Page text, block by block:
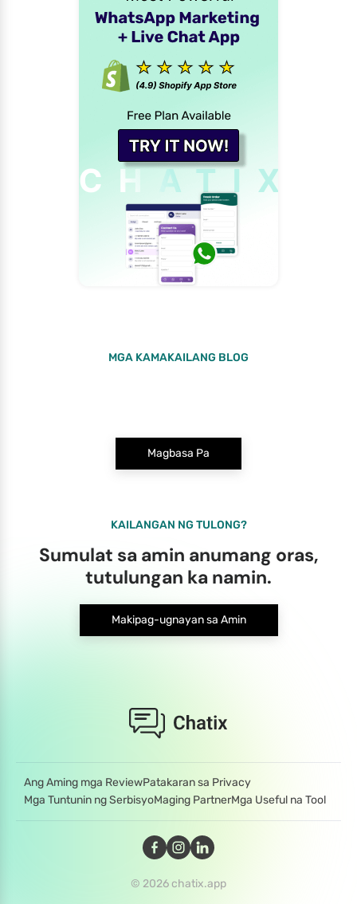
MGA KAMAKAILANG BLOG
Magbasa Pa
KAILANGAN NG TULONG?
Sumulat sa amin anumang oras,
tutulungan ka namin.
Makipag-ugnayan sa Amin
Ang Aming mga ReviewPatakaran sa Privacy
Mga Tuntunin ng SerbisyoMaging PartnerMga Useful na Tool
© 2026 chatix.app